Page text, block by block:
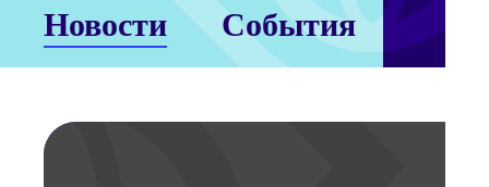
Новости События